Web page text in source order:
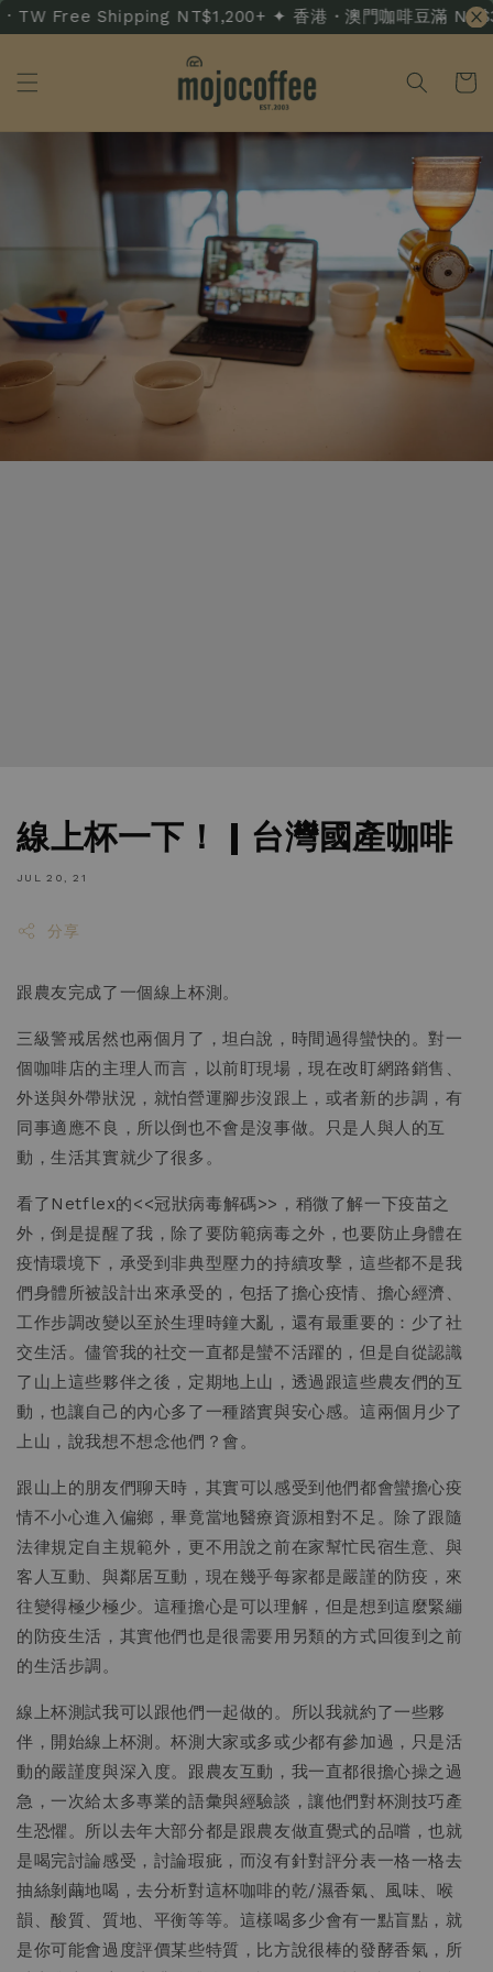
TW Free Shipping NT$1,200+ ✦ 香港・澳門咖啡豆滿
線上杯一下！ | 台灣國產咖啡
JUL 20, 21
分享
跟農友完成了一個線上杯測。
三級警戒居然也兩個月了，坦白說，時間過得蠻快的。對一
個咖啡店的主理人而言，以前盯現場，現在改盯網路銷售、
外送與外帶狀況，就怕營運腳步沒跟上，或者新的步調，有
同事適應不良，所以倒也不會是沒事做。只是人與人的互
動，生活其實就少了很多。
看了Netflex的<<冠狀病毒解碼>>，稍微了解一下疫苗之
外，倒是提醒了我，除了要防範病毒之外，也要防止身體在
疫情環境下，承受到非典型壓力的持續攻擊，這些都不是我
們身體所被設計出來承受的，包括了擔心疫情、擔心經濟、
工作步調改變以至於生理時鐘大亂，還有最重要的：少了社
交生活。儘管我的社交一直都是蠻不活躍的，但是自從認識
了山上這些夥伴之後，定期地上山，透過跟這些農友們的互
動，也讓自己的內心多了一種踏實與安心感。這兩個月少了
上山，說我想不想念他們？會。
跟山上的朋友們聊天時，其實可以感受到他們都會蠻擔心疫
情不小心進入偏鄉，畢竟當地醫療資源相對不足。除了跟隨
法律規定自主規範外，更不用說之前在家幫忙民宿生意、與
客人互動、與鄰居互動，現在幾乎每家都是嚴謹的防疫，來
往變得極少極少。這種擔心是可以理解，但是想到這麼緊繃
的防疫生活，其實他們也是很需要用另類的方式回復到之前
的生活步調。
線上杯測試我可以跟他們一起做的。所以我就約了一些夥
伴，開始線上杯測。杯測大家或多或少都有參加過，只是活
動的嚴謹度與深入度。跟農友互動，我一直都很擔心操之過
急，一次給太多專業的語彙與經驗談，讓他們對杯測技巧產
生恐懼。所以去年大部分都是跟農友做直覺式的品嚐，也就
是喝完討論感受，討論瑕疵，而沒有針對評分表一格一格去
抽絲剝繭地喝，去分析對這杯咖啡的乾/濕香氣、風味、喉
韻、酸質、質地、平衡等等。這樣喝多少會有一點盲點，就
是你可能會過度評價某些特質，比方說很棒的發酵香氣，所